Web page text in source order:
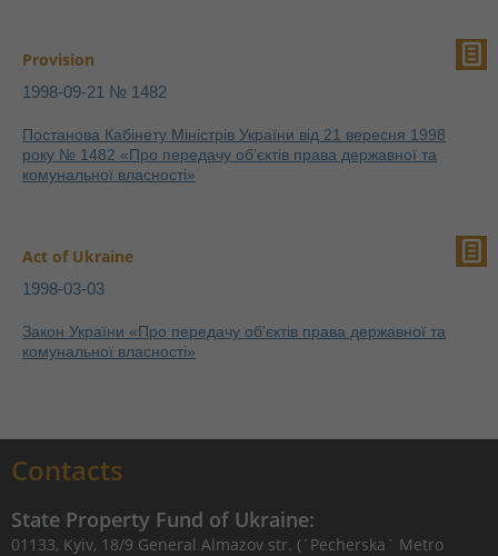
Provision
1998-09-21 № 1482
Постанова Кабінету Міністрів України від 21 вересня 1998
року № 1482 «Про передачу об’єктів права державної та
комунальної власності»
Act of Ukraine
1998-03-03
Закон України «Про передачу об’єктів права державної та
комунальної власності»
Contacts
State Property Fund of Ukraine:
01133, Kyiv, 18/9 General Almazov str. (`Pecherska` Metro